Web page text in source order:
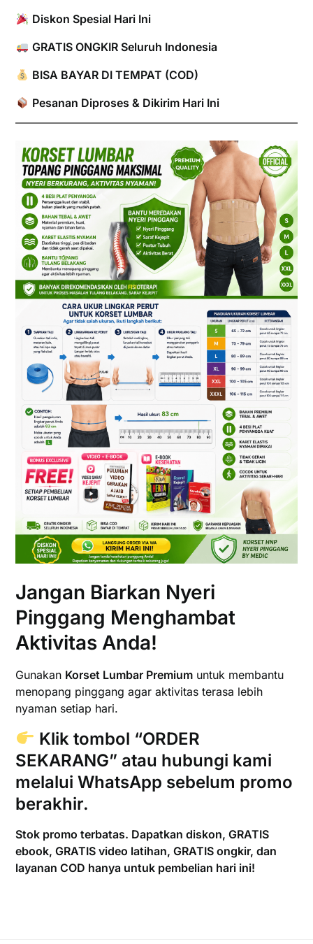
Diskon Spesial Hari Ini
GRATIS ONGKIR Seluruh Indonesia
BISA BAYAR DI TEMPAT (COD)
Pesanan Diproses & Dikirim Hari Ini
Jangan Biarkan Nyeri
Pinggang Menghambat
Aktivitas Anda!
Gunakan Korset Lumbar Premium untuk membantu
menopang pinggang agar aktivitas terasa lebih
nyaman setiap hari.
Klik tombol “ORDER
SEKARANG” atau hubungi kami
melaluiWhatsApp sebelum promo
berakhir.
Stok promo terbatas. Dapatkan diskon, GRATIS
ebook, GRATIS video latihan, GRATIS ongkir, dan
layanan COD hanya untuk pembelian hari ini!